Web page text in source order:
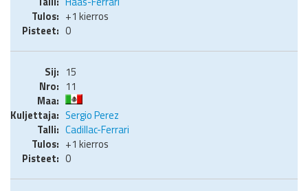
+1 kierros
0
15
11
Sergio Perez
Cadillac-Ferrari
+1 kierros
0